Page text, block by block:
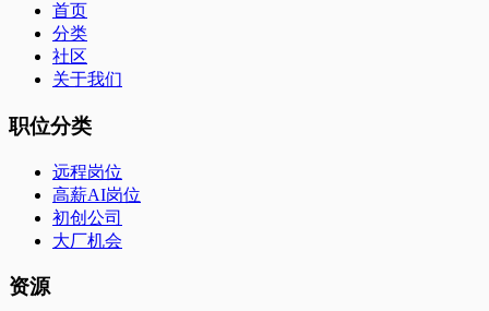
首页
分类
社区
关于我们
职位分类
远程岗位
高薪AI岗位
初创公司
大厂机会
资源